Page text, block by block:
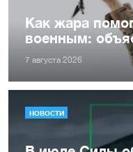
Как жара
военным:
7 августа 2026
НОВОСТИ